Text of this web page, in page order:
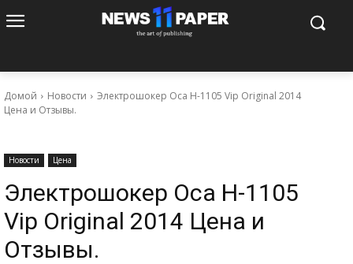
Домой Новости
Электрошокер Оса H-1105 Vip Original 2014
Цена и Отзывы.
Новости Цена
Электрошокер Оса H-1105
Vip Original 2014 Цена и
Отзывы.